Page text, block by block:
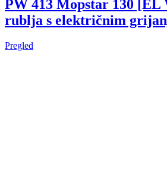
PW 413 Mopstar 130
rublja s električnim
Pregled